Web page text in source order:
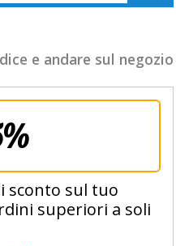
e andare sul negozio
sconto sul tuo
superiori a soli